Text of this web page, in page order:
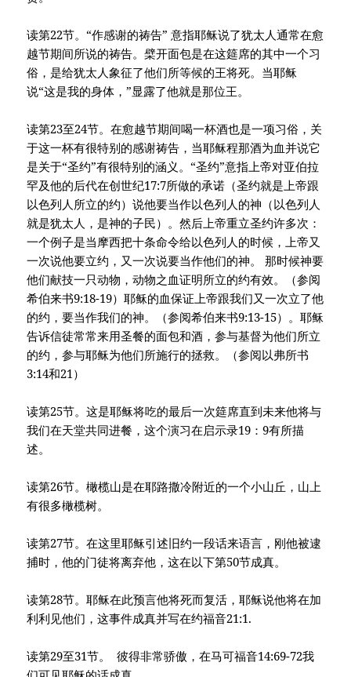
读第22节。“作感谢的祷告” 意指耶稣说了犹太人通常在愈
越节期间所说的祷告。檗开面包是在这筵席的其中一个习
俗，是给犹太人象征了他们所等候的王将死。当耶稣
说“这是我的身体，”显露了他就是那位王。
读第23至24节。在愈越节期间喝一杯酒也是一项习俗，关
于这一杯有很特别的感谢祷告，当耶稣程那酒为血并说它
是关于“圣约”有很特别的涵义。“圣约”意指上帝对亚伯拉
罕及他的后代在创世纪17:7所做的承诺（圣约就是上帝跟
以色列人所立的约）说他要当作以色列人的神（以色列人
就是犹太人，是神的子民）。然后上帝重立圣约许多次：
一个例子是当摩西把十条命令给以色列人的时候，上帝又
一次说他要立约，又一次说要当作他们的神。 那时候神要
他们献技一只动物，动物之血证明所立的约有效。（参阅
希伯来书9:18-19）耶稣的血保证上帝跟我们又一次立了他
的约，要当作我们的神。（参阅希伯来书9:13-15）。耶稣
告诉信徒常常来用圣餐的面包和酒，参与基督为他们所立
的约，参与耶稣为他们所施行的拯救。（参阅以弗所书
3:14和21）
读第25节。这是耶稣将吃的最后一次筵席直到未来他将与
我们在天堂共同进餐，这个演习在启示录19：9有所描
述。
读第26节。橄榄山是在耶路撒冷附近的一个小山丘，山上
有很多橄榄树。
读第27节。在这里耶稣引述旧约一段话来语言，刚他被逮
捕时，他的门徒将离弃他，这在以下第50节成真。
读第28节。耶稣在此预言他将死而复活，耶稣说他将在加
利利见他们，这事件成真并写在约福音21:1.
读第29至31节。 彼得非常骄傲，在马可福音14:69-72我